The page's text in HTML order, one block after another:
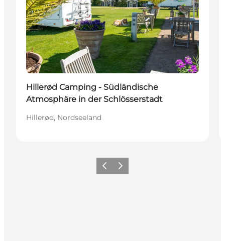
Hillerød Camping - Südländische
Atmosphäre in der Schlösserstadt
Hillerød, Nordseeland
ZurückWeiter